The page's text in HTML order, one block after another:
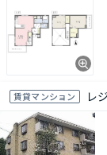
賃貸マンション レ